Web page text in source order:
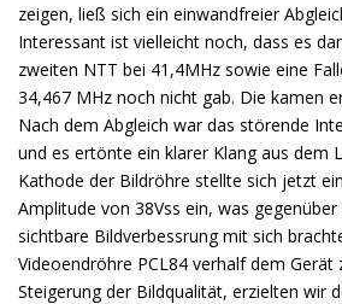
zeigen, ließ sich ein einwandfreier
Interessant ist vielleicht noch, dass es
zweiten NTT bei 41,4MHz sowie eine
34,467 MHz noch nicht gab. Die kamen
Nach dem Abgleich war das störende
und es ertönte ein klarer Klang aus dem
Kathode der Bildröhre stellte sich jetzt
Amplitude von 38Vss ein, was
sichtbare Bildverbessrung mit sich
Videoendröhre PCL84 verhalf dem Gerät
Steigerung der Bildqualität, erzielten wir